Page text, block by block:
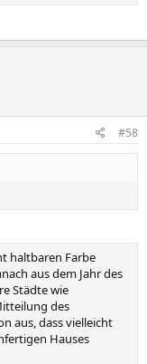
#58
haltbaren Farbe
aus dem Jahr des
Städte wie
des
aus, dass vielleicht
Hauses